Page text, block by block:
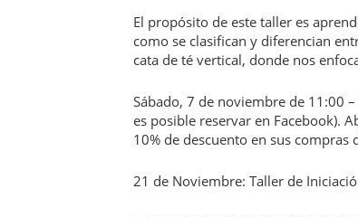
El propósito de este taller es
como se clasifican y diferencian
cata de té vertical, donde nos
Sábado, 7 de noviembre de 11:00
es posible reservar en Facebook).
10% de descuento en sus compras
21 de Noviembre: Taller de